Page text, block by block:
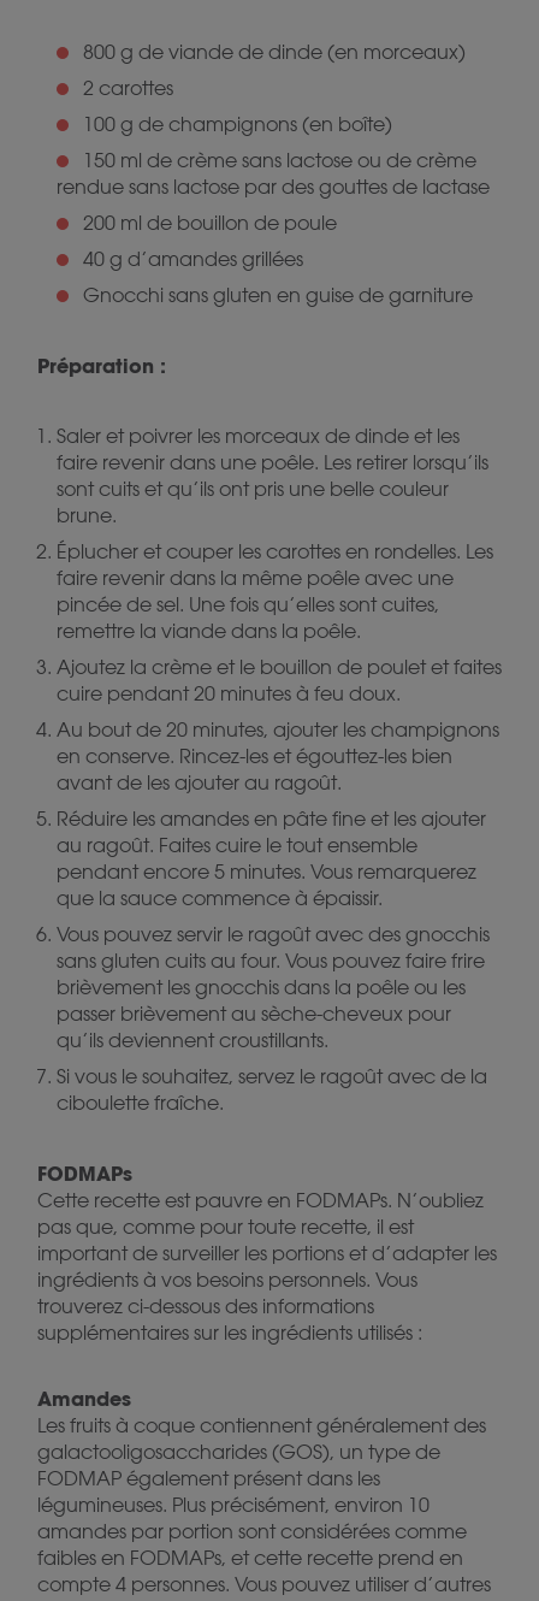
800 g de viande de dinde (en morceaux)
2 carottes
100 g de champignons (en boîte)
150 ml de crème sans lactose ou de crème
rendue sans lactose par des gouttes de lactase
200 ml de bouillon de poule
40 g d’amandes grillées
Gnocchi sans gluten en guise de garniture
Préparation :
Saler et poivrer les morceaux de dinde et les
faire revenir dans une poêle. Les retirer lorsqu’ils
sont cuits et qu’ils ont pris une belle couleur
brune.
Éplucher et couper les carottes en rondelles. Les
faire revenir dans la même poêle avec une
pincée de sel. Une fois qu’elles sont cuites,
remettre la viande dans la poêle.
Ajoutez la crème et le bouillon de poulet et faites
cuire pendant 20 minutes à feu doux.
Au bout de 20 minutes, ajouter les champignons
en conserve. Rincez-les et égouttez-les bien
avant de les ajouter au ragoût.
Réduire les amandes en pâte fine et les ajouter
au ragoût. Faites cuire le tout ensemble
pendant encore 5 minutes. Vous remarquerez
que la sauce commence à épaissir.
Vous pouvez servir le ragoût avec des gnocchis
sans gluten cuits au four. Vous pouvez faire frire
brièvement les gnocchis dans la poêle ou les
passer brièvement au sèche-cheveux pour
qu’ils deviennent croustillants.
Si vous le souhaitez, servez le ragoût avec de la
ciboulette fraîche.
FODMAPs
Cette recette est pauvre en FODMAPs. N’oubliez
pas que, comme pour toute recette, il est
important de surveiller les portions et d’adapter les
ingrédients à vos besoins personnels. Vous
trouverez ci-dessous des informations
supplémentaires sur les ingrédients utilisés :
Amandes
Les fruits à coque contiennent généralement des
galactooligosaccharides (GOS), un type de
FODMAP également présent dans les
légumineuses. Plus précisément, environ 10
amandes par portion sont considérées comme
faibles en FODMAPs, et cette recette prend en
compte 4 personnes. Vous pouvez utiliser d’autres